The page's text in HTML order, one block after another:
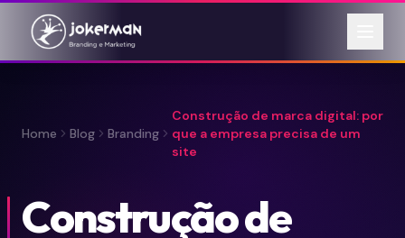
Home Blog Branding
Construção de marca digital: por
que a empresa precisa de um
site
Construção de